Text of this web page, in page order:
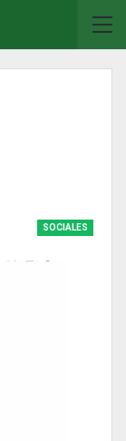
SOCIALES